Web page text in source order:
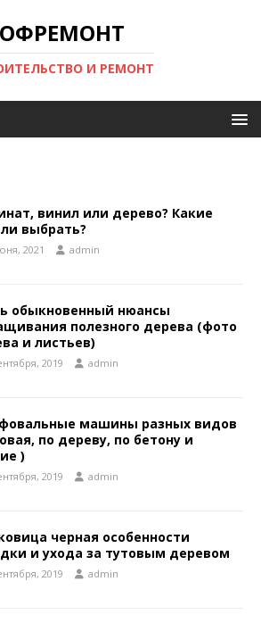
ОФРЕМОНТ
И РЕМОНТ
винил или дерево? Какие
выбрать?
2021 admin
обыкновенный нюансы
полезного дерева (фото
и листьев)
2019 admin
машины разных видов
по дереву, по бетону и
)
2019 admin
черная особенности
и ухода за тутовым деревом
2019 admin